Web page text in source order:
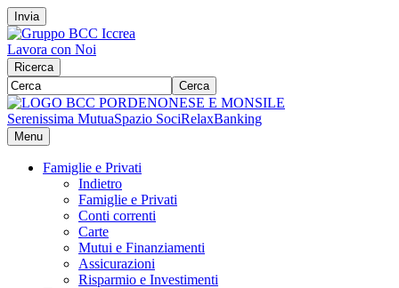
Invia
Lavora con Noi
Ricerca
Cerca
Serenissima MutuaSpazio SociRelaxBanking
Menu
Famiglie e Privati
Indietro
Famiglie e Privati
Conti correnti
Carte
Mutui e Finanziamenti
Assicurazioni
Risparmio e Investimenti